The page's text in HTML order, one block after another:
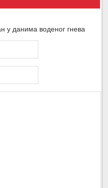
у данима воденог гнева